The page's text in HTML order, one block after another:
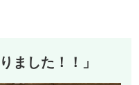
ました！！」